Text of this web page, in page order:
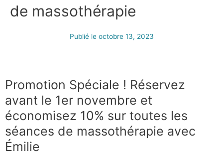
de massothérapie
Publié le octobre 13, 2023
Promotion Spéciale ! Réservez
avant le 1er novembre et
économisez 10% sur toutes les
séances de massothérapie avec
Émilie